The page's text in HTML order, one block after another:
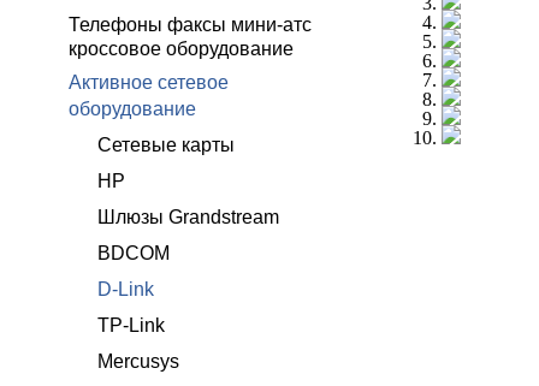
Телефоны факсы мини-атс
кроссовое оборудование
Активное сетевое
оборудование
Сетевые карты
HP
Шлюзы Grandstream
BDCOM
D-Link
TP-Link
Mercusys